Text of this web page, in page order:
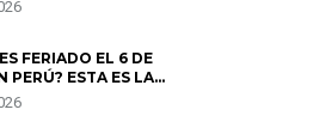
FERIADO EL 6 DE
PERÚ? ESTA ES LA